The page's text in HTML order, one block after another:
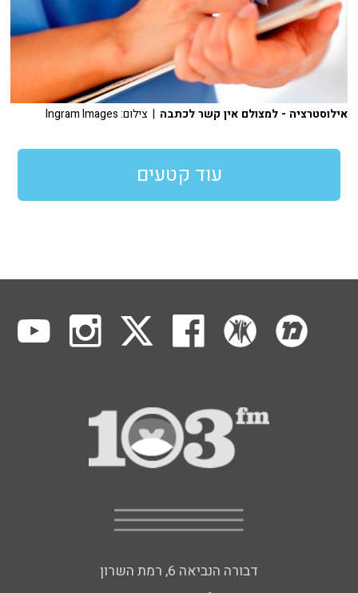
אילוסטרציה - למצולם אין קשר לכתבה | צילום: Ingram Images
עוד קטעים
דבורה הנביאה 6, רמת השרון